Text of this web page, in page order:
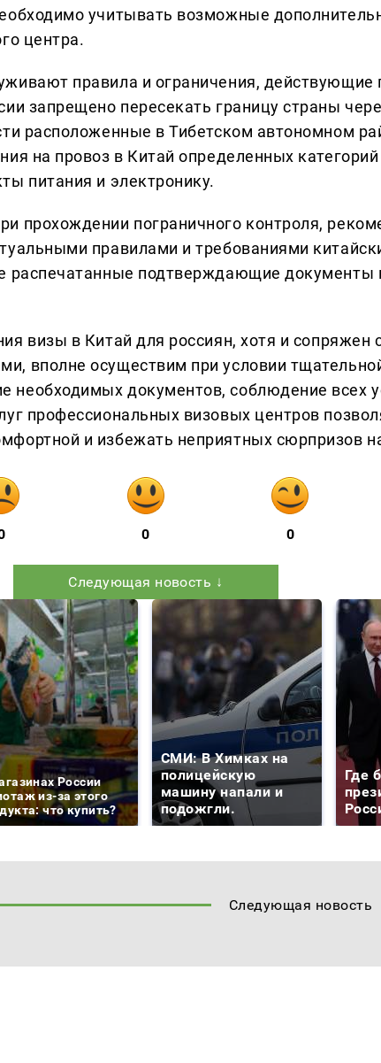
учитывать возможные
центра.
правила и ограничения, действующие
запрещено пересекать границу страны
расположенные в Тибетском автономном
на провоз в Китай определенных
питания и электронику.
прохождении пограничного контроля,
правилами и требованиями
распечатанные подтверждающие документы
визы в Китай для россиян, хотя и сопряжен
вполне осуществим при условии
необходимых документов, соблюдение всех
профессиональных визовых центров
и избежать неприятных сюрпризов
0 0
Следующая новость ↓
России
из-за этого
что купить?
СМИ: В Химках на
полицейскую
машину напали и
подожгли.
Где
Следующая новость